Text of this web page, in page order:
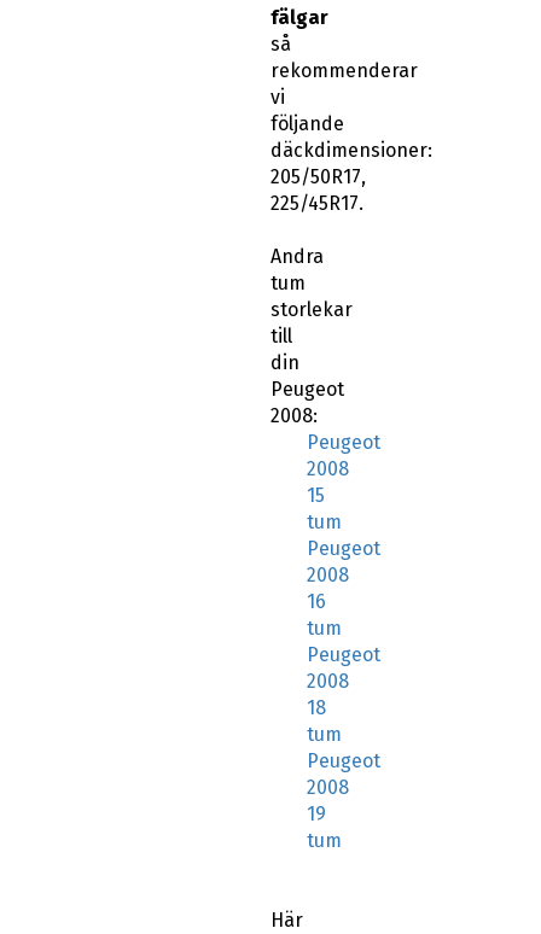
fälgar
så
rekommenderar
vi
följande
däckdimensioner:
205/50R17,
225/45R17.
Andra
tum
storlekar
till
din
Peugeot
2008:
Peugeot
2008
15
tum
Peugeot
2008
16
tum
Peugeot
2008
18
tum
Peugeot
2008
19
tum
Här